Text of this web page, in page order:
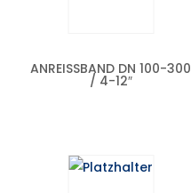
ANREISSBAND DN 100-300 /
4-12″